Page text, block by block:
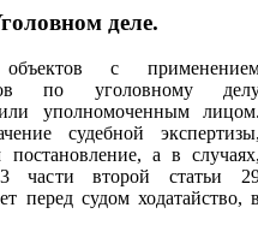
деле.
объектов с
по уголовному
или уполномоченным
судебной
а в
части второй статьи
перед судом ходатайство,